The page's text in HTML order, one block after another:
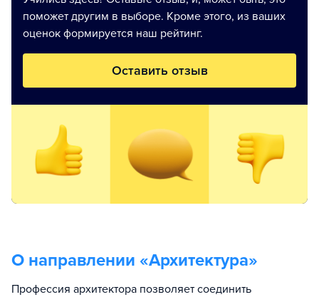
поможет другим в выборе. Кроме этого, из ваших
оценок формируется наш рейтинг.
Оставить отзыв
О направлении «Архитектура»
Профессия архитектора позволяет соединить